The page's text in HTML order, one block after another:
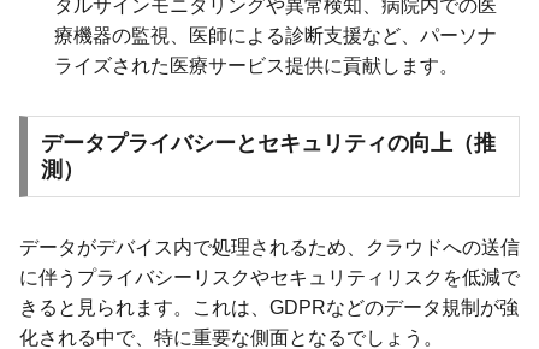
タルサインモニタリングや異常検知、病院内での医
療機器の監視、医師による診断支援など、パーソナ
ライズされた医療サービス提供に貢献します。
データプライバシーとセキュリティの向上（推
測）
データがデバイス内で処理されるため、クラウドへの送信
に伴うプライバシーリスクやセキュリティリスクを低減で
きると見られます。これは、GDPRなどのデータ規制が強
化される中で、特に重要な側面となるでしょう。